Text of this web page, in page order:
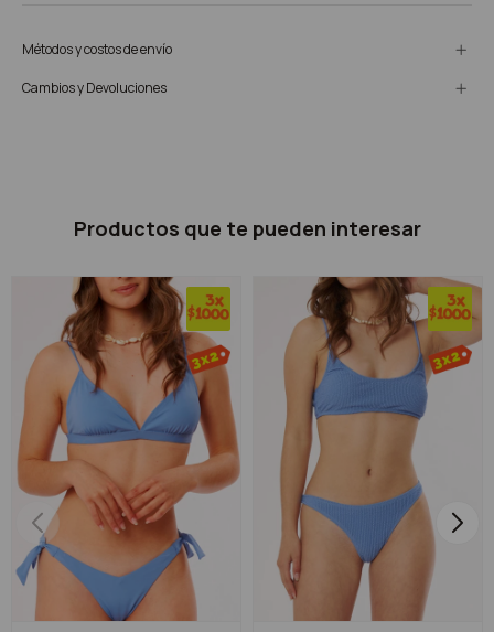
Métodos y costos de envío
Cambios y Devoluciones
Productos que te pueden interesar